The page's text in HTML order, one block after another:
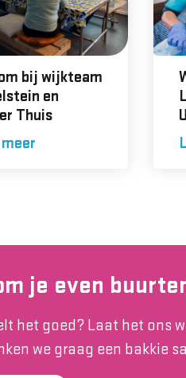
bij wijkteam
en
Thuis
meer
je even
het goed? Laat het ons
we graag een bakkie